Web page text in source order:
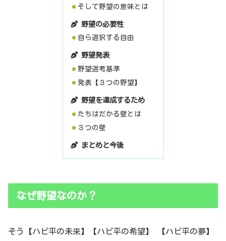
そして野望の意味とは
野望の必要性
自ら選択する自由
野望発表
野望選考基準
発表【３つの野望】
野望を達成するため
たちはだかる壁とは
３つの壁
まとめと今後
なぜ野望なのか？
そう【ハピ平の未来】【ハピ平の希望】 【ハピ平の夢】